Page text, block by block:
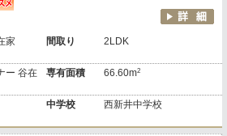
家 間取り 2LDK
ー 谷在
専有面積 66.60m2
中学校 西新井中学校